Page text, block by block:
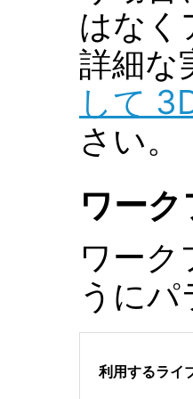
はなく
詳細な
して
さい。
ワー
ワーク
うに
利用するライ